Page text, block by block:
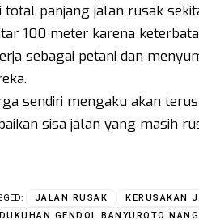
total panjang jalan rusak
100 meter karena
sebagai petani dan
sendiri mengaku akan
sisa jalan yang masih
JALAN RUSAK
KERUSAKAN
GENDOL BANYUROTO